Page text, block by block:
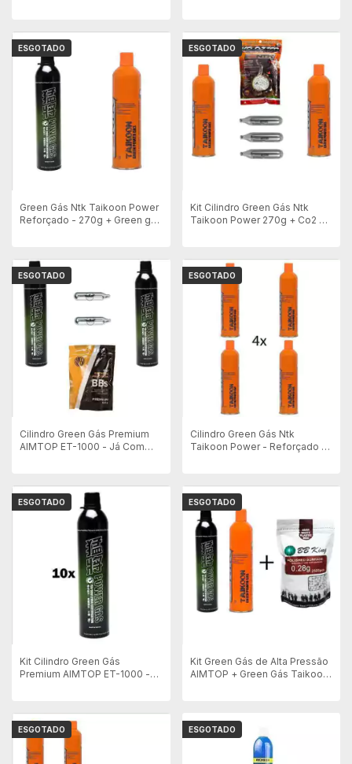
ESGOTADO
Green Gás Ntk Taikoon Power
Reforçado - 270g + Green gás
ESGOTADO
Kit Cilindro Green Gás Ntk
Taikoon Power 270g + Co2 e
ESGOTADO
Cilindro Green Gás Premium
AIMTOP ET-1000 - Já Com
ESGOTADO
Cilindro Green Gás Ntk
Taikoon Power - Reforçado -
ESGOTADO
Kit Cilindro Green Gás
Premium AIMTOP ET-1000 -
ESGOTADO
Kit Green Gás de Alta Pressão
AIMTOP + Green Gás Taikoon
ESGOTADO ESGOTADO